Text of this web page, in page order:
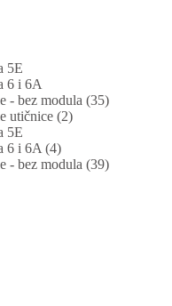
5E
6 i 6A
- bez modula (35)
utičnice (2)
5E
6 i 6A (4)
- bez modula (39)